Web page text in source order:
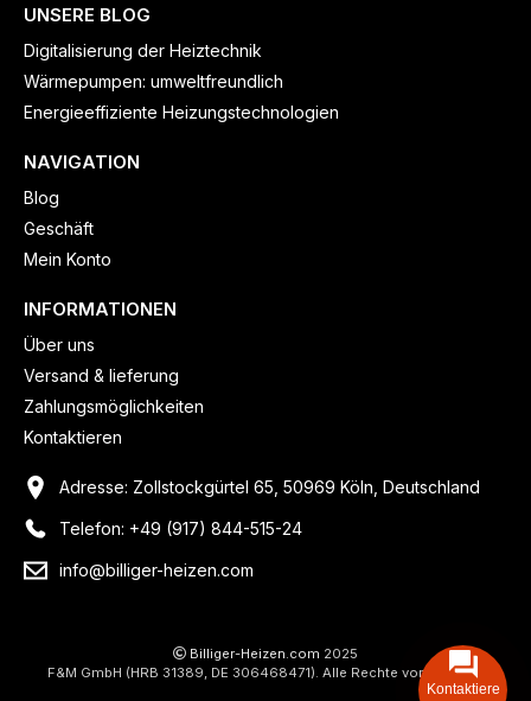
UNSERE BLOG
Digitalisierung der Heiztechnik
Wärmepumpen: umweltfreundlich
Energieeffiziente Heizungstechnologien
NAVIGATION
Blog
Geschäft
Mein Konto
INFORMATIONEN
Über uns
Versand & lieferung
Zahlungsmöglichkeiten
Kontaktieren
Adresse: Zollstockgürtel 65, 50969 Köln, Deutschland
Telefon: +49 (917) 844-515-24
info@billiger-heizen.com
Billiger-Heizen.com 2025
F&M GmbH (HRB 31389, DE 306468471). Alle Rechte vorbehalten.
Kontaktiere